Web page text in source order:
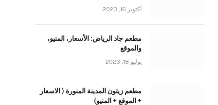
أكتوبر 16, 2023
مطعم جاد الرياض: الأسعار، المنيو،
والموقع
يوليو 18, 2023
مطعم زيتون المدينة المنورة ( الاسعار
+ الموقع + المنيو)